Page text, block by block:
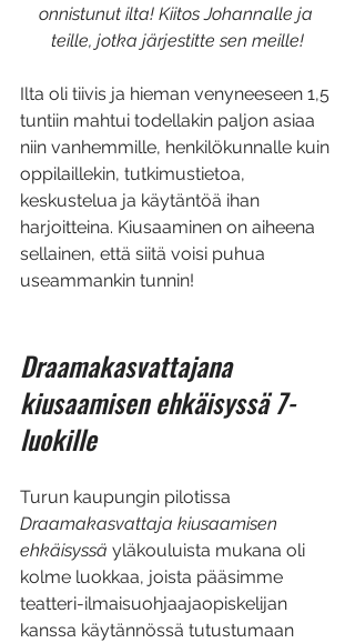
onnistunut ilta! Kiitos Johannalle ja
teille, jotka järjestitte sen meille!
Ilta oli tiivis ja hieman venyneeseen 1,5
tuntiin mahtui todellakin paljon asiaa
niin vanhemmille, henkilökunnalle kuin
oppilaillekin, tutkimustietoa,
keskustelua ja käytäntöä ihan
harjoitteina. Kiusaaminen on aiheena
sellainen, että siitä voisi puhua
useammankin tunnin!
Draamakasvattajana
kiusaamisen ehkäisyssä 7-
luokille
Turun kaupungin pilotissa
Draamakasvattaja kiusaamisen
ehkäisyssä yläkouluista mukana oli
kolme luokkaa, joista pääsimme
teatteri-ilmaisuohjaajaopiskelijan
kanssa käytännössä tutustumaan